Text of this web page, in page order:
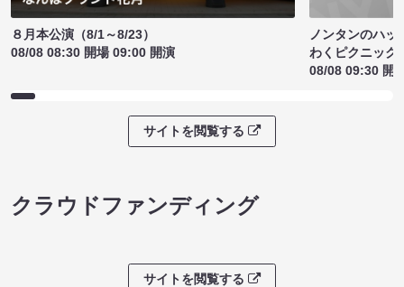
８月本公演（8/1～8/23）
08/08 08:30 開場 09:00 開演
ノンタンのハッ
わくピクニック
08/08 09:30 開
サイトを閲覧する
クラウドファンディング
サイトを閲覧する